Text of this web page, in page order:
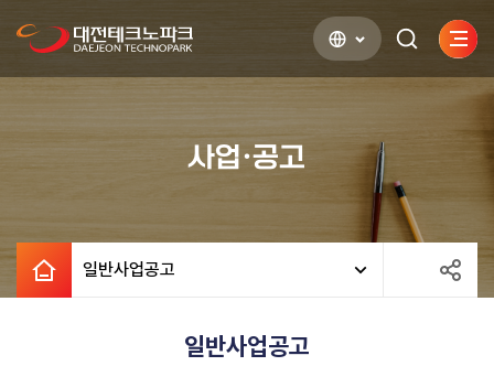
검색하기사이
열기
사업·공고
일반사업공고
일반사업공고